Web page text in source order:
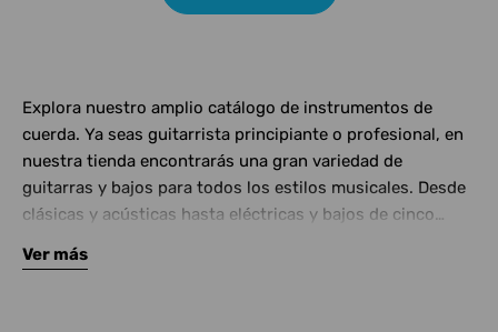
Explora nuestro amplio catálogo de instrumentos de
cuerda. Ya seas guitarrista principiante o profesional, en
nuestra tienda encontrarás una gran variedad de
guitarras y bajos para todos los estilos musicales. Desde
clásicas y acústicas hasta eléctricas y bajos de cinco
Complementa tu instrumento con amplificadores de
Ver más